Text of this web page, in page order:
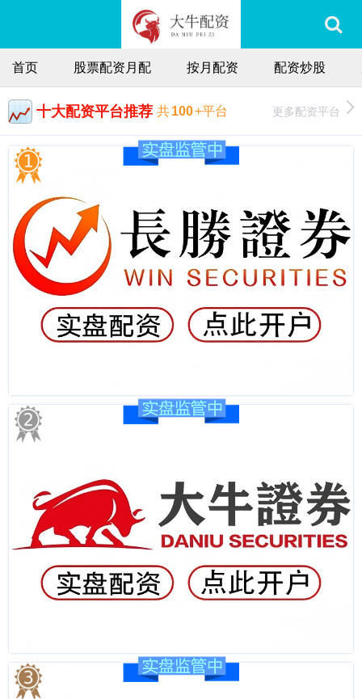
首页 股票配资月配 按月配资 配资炒股
十大配资平台推荐 共100+平台 更多配资平台